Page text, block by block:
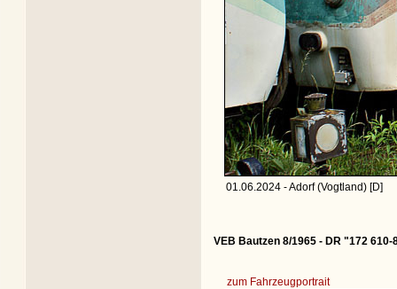
01.06.2024 - Adorf (Vogtland) [D]
VEB Bautzen 8/1965 - DR "172 610-
zum Fahrzeugportrait